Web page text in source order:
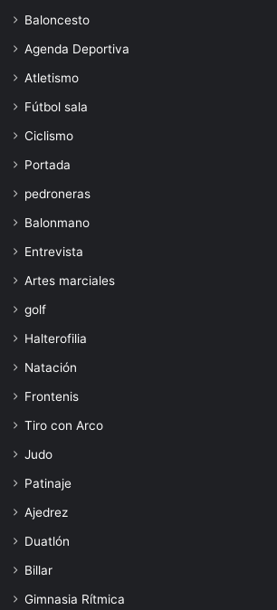
Baloncesto
Agenda Deportiva
Atletismo
Fútbol sala
Ciclismo
Portada
pedroneras
Balonmano
Entrevista
Artes marciales
golf
Halterofilia
Natación
Frontenis
Tiro con Arco
Judo
Patinaje
Ajedrez
Duatlón
Billar
Gimnasia Rítmica